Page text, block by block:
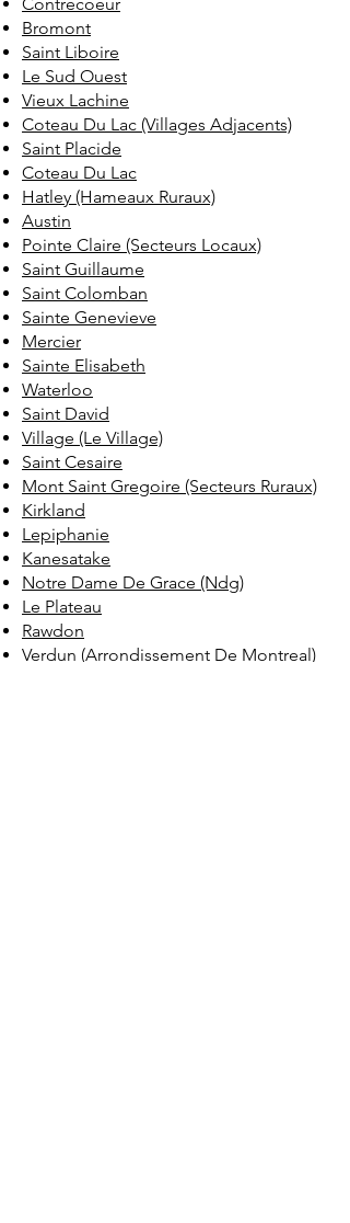
Bromont
Saint Liboire
Le Sud Ouest
Vieux Lachine
Coteau Du Lac (Villages Adjacents)
Saint Placide
Coteau Du Lac
Hatley (Hameaux Ruraux)
Austin
Pointe Claire (Secteurs Locaux)
Saint Guillaume
Saint Colomban
Sainte Genevieve
Mercier
Sainte Elisabeth
Waterloo
Saint David
Village (Le Village)
Saint Cesaire
Mont Saint Gregoire (Secteurs Ruraux)
Kirkland
Lepiphanie
Kanesatake
Notre Dame De Grace (Ndg)
Le Plateau
Rawdon
Verdun (Arrondissement De Montreal)